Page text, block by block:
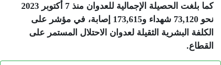
كما بلغت الحصيلة الإجمالية للعدوان منذ 7 أكتوبر 2023
نحو 73,120 شهداء و173,615 إصابة، في مؤشر على
الكلفة البشرية الثقيلة لعدوان الاحتلال المستمر على
القطاع.